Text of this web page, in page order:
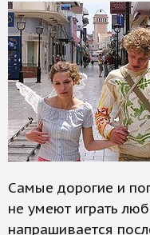
Самые дорогие и
не умеют играть
напрашивается